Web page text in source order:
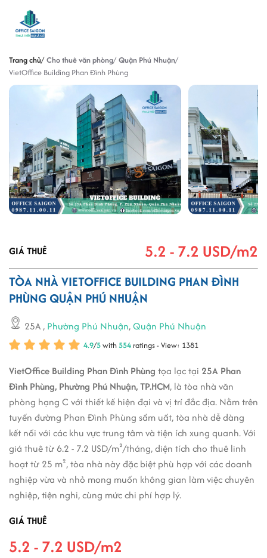
Trang chủ Cho thuê văn phòng Quận Phú Nhuận
VietOffice Building Phan Đình Phùng
GIÁ THUÊ 5.2 - 7.2 USD/m2
TÒA NHÀ VIETOFFICE BUILDING PHAN ĐÌNH
PHÙNG QUẬN PHÚ NHUẬN
25A, Phường Phú Nhuận,Quận Phú Nhuận
4.9/5with554 ratings - View: 1381
VietOffice Building Phan Đình Phùng tọa lạc tại 25A Phan
Đình Phùng, Phường Phú Nhuận, TP.HCM, là tòa nhà văn
phòng hạng C với thiết kế hiện đại và vị trí đắc địa. Nằm trên
tuyến đường Phan Đình Phùng sầm uất, tòa nhà dễ dàng
kết nối với các khu vực trung tâm và tiện ích xung quanh. Với
giá thuê từ 6.2 - 7.2 USD/m²/tháng, diện tích cho thuê linh
hoạt từ 25 m², tòa nhà này đặc biệt phù hợp với các doanh
nghiệp vừa và nhỏ mong muốn không gian làm việc chuyên
nghiệp, tiện nghi, cùng mức chi phí hợp lý.
GIÁ THUÊ
5.2 - 7.2 USD/m2